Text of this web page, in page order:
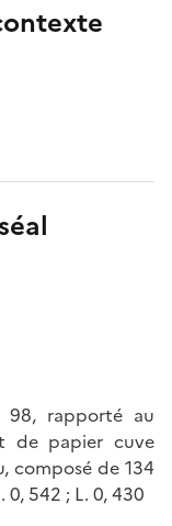
98, rapporté au
de papier cuve
composé de 134
542 ; L. 0, 430